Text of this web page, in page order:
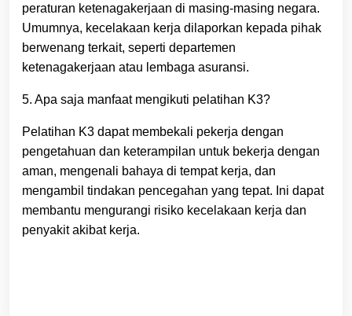
peraturan ketenagakerjaan di masing-masing negara.
Umumnya, kecelakaan kerja dilaporkan kepada pihak
berwenang terkait, seperti departemen
ketenagakerjaan atau lembaga asuransi.
5. Apa saja manfaat mengikuti pelatihan K3?
Pelatihan K3 dapat membekali pekerja dengan
pengetahuan dan keterampilan untuk bekerja dengan
aman, mengenali bahaya di tempat kerja, dan
mengambil tindakan pencegahan yang tepat. Ini dapat
membantu mengurangi risiko kecelakaan kerja dan
penyakit akibat kerja.